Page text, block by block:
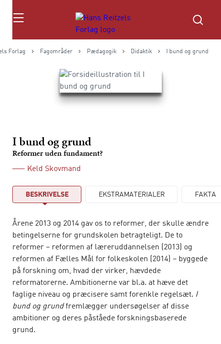
Søg
Forlag Fagområder Pædagogik Didaktik I bund og grund
I bund og grund
Reformer uden fundament?
Keld Skovmand
BESKRIVELSE EKSTRAMATERIALER FAKTA
Årene 2013 og 2014 gav os to reformer, der skulle ændre
betingelserne for grundskolen betragteligt. De to
reformer – reformen af læreruddannelsen (2013) og
reformen af Fælles Mål for folkeskolen (2014) – byggede
på forskning om, hvad der virker, hævdede
reformatorerne. Ambitionerne var bl.a. at hæve det
faglige niveau og præcisere samt forenkle regelsæt. I
bund og grundfremlægger undersøgelser af disse
ambitioner og deres påståede forskningsbaserede
grund.